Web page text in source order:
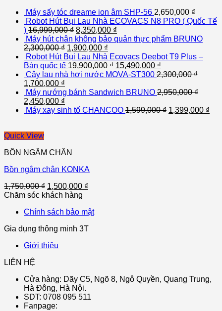
Máy sấy tóc dreame ion âm SHP-56 2,650,000 ₫
Robot Hút Bụi Lau Nhà ECOVACS N8 PRO ( Quốc Tế
) 16,999,000₫ 8,350,000 ₫
Máy hút chân không bảo quản thực phẩm BRUNO
2,300,000₫ 1,900,000 ₫
Robot Hút Bụi Lau Nhà Ecovacs Deebot T9 Plus –
Bản quốc tế 19,900,000₫ 15,490,000 ₫
Cây lau nhà hơi nước MOVA-ST300 2,300,000₫
1,700,000 ₫
Máy nướng bánh Sandwich BRUNO 2,950,000₫
2,450,000 ₫
Máy xay sinh tố CHANCOO 1,599,000₫ 1,399,000 ₫
Quick View
BỒN NGÂM CHÂN
Bồn ngâm chân KONKA
1,750,000₫ 1,500,000 ₫
Chăm sóc khách hàng
Chính sách bảo mật
Gia dụng thông minh 3T
Giới thiệu
LIÊN HỆ
Cửa hàng: Dãy C5, Ngõ 8, Ngô Quyền, Quang Trung,
Hà Đông, Hà Nội.
SDT: 0708 095 511
Fanpage: